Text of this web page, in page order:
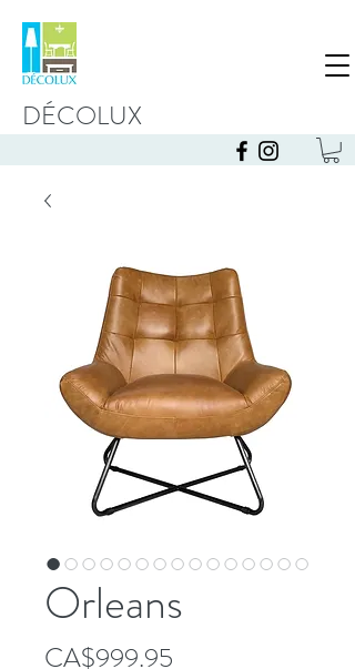
DÉCOLUX
Orleans
CA$999.95